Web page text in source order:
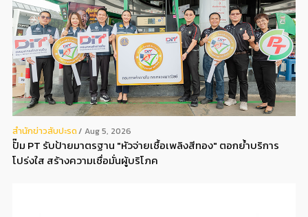
สํานักข่าวสับปะรด Aug 5, 2026
ปั๊ม PT รับป้ายมาตรฐาน "หัวจ่ายเชื้อเพลิงสีทอง" ตอกย้ำบริการ
โปร่งใส สร้างความเชื่อมั่นผู้บริโภค